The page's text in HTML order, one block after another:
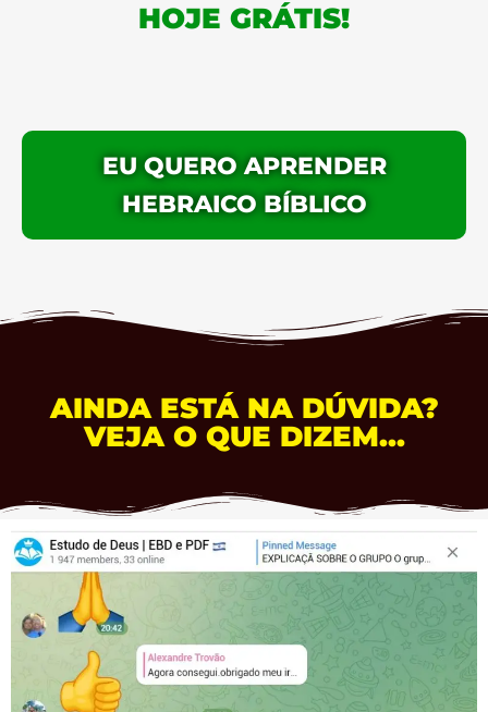
HOJE GRÁTIS!
EU QUERO APRENDER
HEBRAICO BÍBLICO
AINDA ESTÁ NA DÚVIDA?
VEJA O QUE DIZEM...